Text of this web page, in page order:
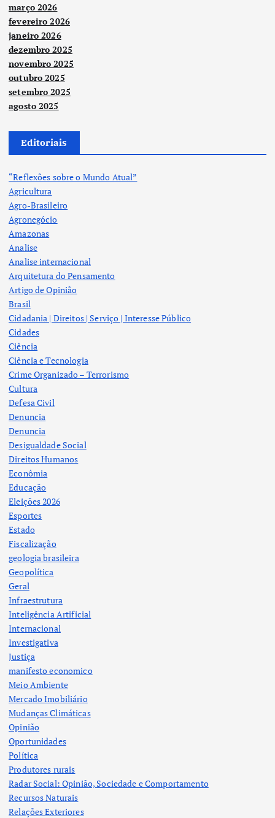
março 2026
fevereiro 2026
janeiro 2026
dezembro 2025
novembro 2025
outubro 2025
setembro 2025
agosto 2025
Editoriais
“Reflexões sobre o Mundo Atual”
Agricultura
Agro-Brasileiro
Agronegócio
Amazonas
Analise
Analise internacional
Arquitetura do Pensamento
Artigo de Opinião
Brasil
Cidadania | Direitos | Serviço | Interesse Público
Cidades
Ciência
Ciência e Tecnologia
Crime Organizado – Terrorismo
Cultura
Defesa Civil
Denuncia
Denuncia
Desigualdade Social
Direitos Humanos
Econômia
Educação
Eleições 2026
Esportes
Estado
Fiscalização
geologia brasileira
Geopolítica
Geral
Infraestrutura
Inteligência Artificial
Internacional
Investigativa
Justiça
manifesto economico
Meio Ambiente
Mercado Imobiliário
Mudanças Climáticas
Opinião
Oportunidades
Política
Produtores rurais
Radar Social: Opinião, Sociedade e Comportamento
Recursos Naturais
Relações Exteriores